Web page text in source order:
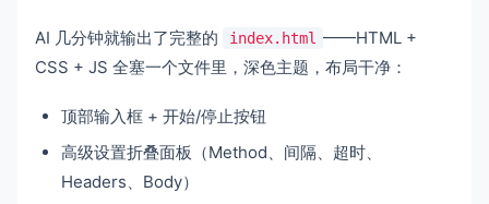
AI 几分钟就输出了完整的 index.html ——HTML +
CSS + JS 全塞一个文件里，深色主题，布局干净：
顶部输入框 + 开始/停止按钮
高级设置折叠面板（Method、间隔、超时、
Headers、Body）